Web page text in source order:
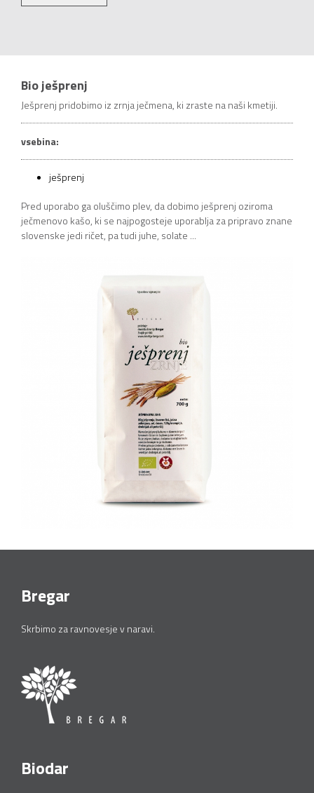
Bio ješprenj
Ješprenj pridobimo iz zrnja ječmena, ki zraste na naši kmetiji.
vsebina:
ješprenj
Pred uporabo ga oluščimo plev, da dobimo ješprenj oziroma
ječmenovo kašo, ki se najpogosteje uporablja za pripravo znane
slovenske jedi ričet, pa tudi juhe, solate ...
Bregar
Skrbimo za ravnovesje v naravi.
Biodar